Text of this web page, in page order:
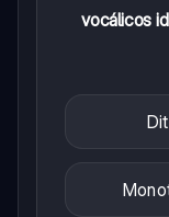
vocálicos